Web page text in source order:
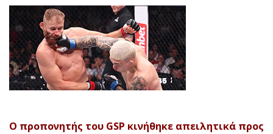
Ο προπονητής του GSP κινήθηκε απειλητικά προς